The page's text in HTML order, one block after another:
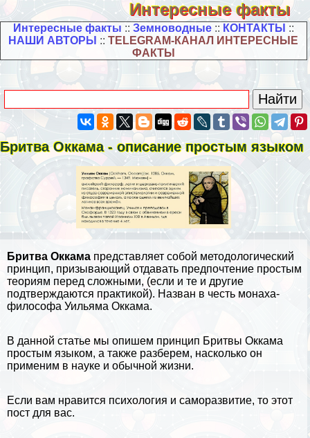
Интересные факты
Интересные факты :: Земноводные:: КОНТАКТЫ ::
НАШИ АВТОРЫ ::TELEGRAM-КАНАЛ ИНТЕРЕСНЫЕ
ФАКТЫ
Бритва Оккама - описание простым языком
Бритва Оккама представляет собой методологический
принцип, призывающий отдавать предпочтение простым
теориям перед сложными, (если и те и другие
подтверждаются пpaктикой). Назван в честь монаха-
философа Уильяма Оккама.
В данной статье мы опишем принцип Бритвы Оккама
простым языком, а также разберем, насколько он
применим в науке и обычной жизни.
Если вам нравится психология и саморазвитие, то этот
пост для вас.